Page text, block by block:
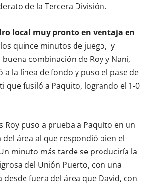
de la Tercera División.
local muy pronto en ventaja en
quince minutos de juego, y
combinación de Roy y Nani,
a la línea de fondo y puso el pase de
que fusiló a Paquito, logrando el 1-0
Roy puso a prueba a Paquito en un
área al que respondió bien el
minuto más tarde se produciría la
del Unión Puerto, con una
desde fuera del área que David, con